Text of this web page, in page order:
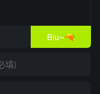
Biu~🔫